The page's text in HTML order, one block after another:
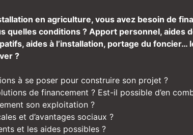
en agriculture, vous avez besoin de
quelles conditions ? Apport personnel, aides
aides à l’installation, portage du foncier…
?
à se poser pour construire son projet ?
de financement ? Est-il possible d’en
son exploitation ?
et d’avantages sociaux ?
et les aides possibles ?